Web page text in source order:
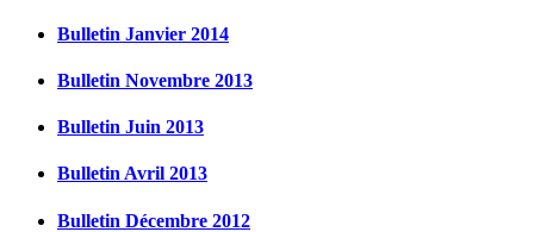
Bulletin Janvier 2014
Bulletin Novembre 2013
Bulletin Juin 2013
Bulletin Avril 2013
Bulletin Décembre 2012